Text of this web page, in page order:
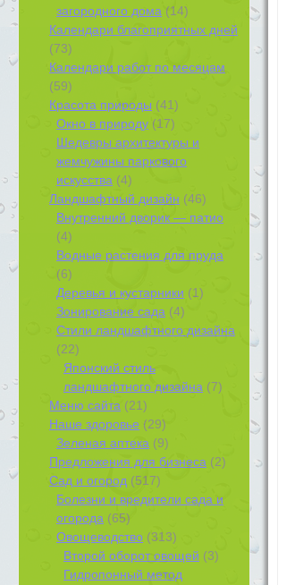
загородного дома (14)
Календари благоприятных дней
(73)
Календари работ по месяцам
(59)
Красота природы (41)
Окно в природу (17)
Шедевры архитектуры и
жемчужины паркового
искусства (4)
Ландшафтный дизайн (46)
Внутренний дворик — патио
(4)
Водные растения для пруда
(6)
Деревья и кустарники (1)
Зонирование сада (4)
Стили ландшафтного дизайна
(22)
Японский стиль
ландшафтного дизайна (7)
Меню сайта (21)
Наше здоровье (29)
Зеленая аптека (9)
Предложения для бизнеса (2)
Сад и огород (517)
Болезни и вредители сада и
огорода (65)
Овощеводство (313)
Второй оборот овощей (3)
Гидропонный метод